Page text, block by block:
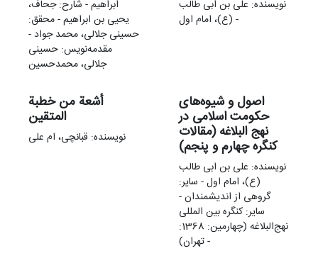
ابراهیم - شارح: جحاف،
یحیی بن ابراهیم - محقق:
حسینی جلالی، محمد جواد -
مقدمه‌نويس: حسینی
جلالی، محمدحسین
نویسنده: علی بن ابی طالب
(ع)، امام اول -
أشعة من خطبة
المتقین
نویسنده: قبانچی، ام علی
اصول و شیوه‌های
حکومت اسلامی در
نهج البلاغه (مقالات
کنگره چهارم و پنجم)
نویسنده: علی بن ابی طالب
(ع)، امام اول - سایر:
گروهی از اندیشمندان -
سایر: کنگره بین المللی
نهج‌البلاغه (چهارمین: 1368:
تهران) -